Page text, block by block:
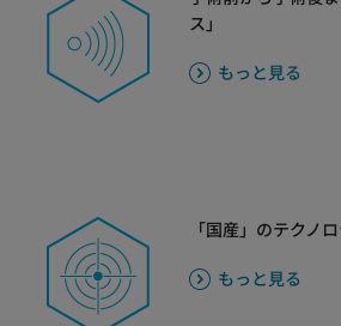
ス」
もっと見る
「国産」のテクノ
もっと見る